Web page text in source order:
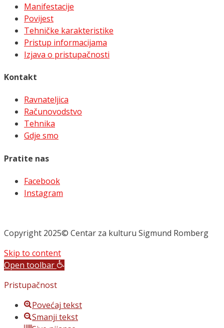
Manifestacije
Povijest
Tehničke karakteristike
Pristup informacijama
Izjava o pristupačnosti
Kontakt
Ravnateljica
Računovodstvo
Tehnika
Gdje smo
Pratite nas
Facebook
Instagram
Copyright 2025© Centar za kulturu Sigmund Romberg
Skip to content
Open toolbar
Pristupačnost
Povećaj tekst
Smanji tekst